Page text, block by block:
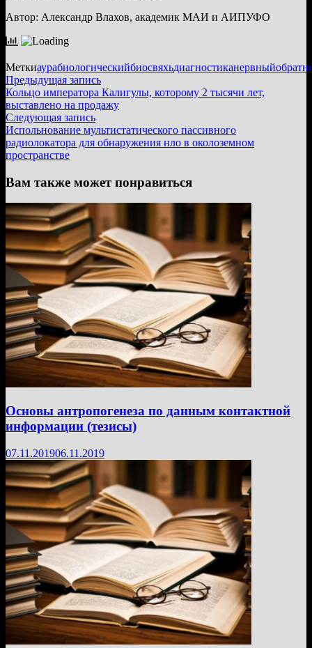
Автор: Александр Влахов, академик МАИ и АИПУФО
Меткиаурабиологическийбиосвяхьдиагностиканервный
Навигация
по
записям
Предыдущая записьПредыдущая
запись:
Кольцо императора Калигулы, которому 2 тысячи лет,
выставлено на продажу
Следующая записьСледующая
запись:
Испольнование мультистатического пассивного
радиолокатора для обнаружения нло в околоземном
пространстве
Вам также может понравиться
Основы антропогенеза по данным контактной
информации (тезисы)
07.11.201906.11.2019